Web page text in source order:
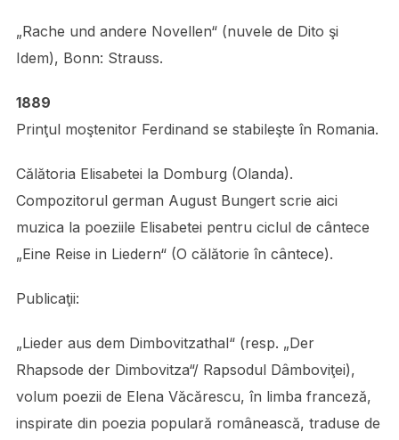
„Rache und andere Novellen“ (nuvele de Dito şi
Idem), Bonn: Strauss.
1889
Prinţul moştenitor Ferdinand se stabileşte în Romania.
Călătoria Elisabetei la Domburg (Olanda).
Compozitorul german August Bungert scrie aici
muzica la poeziile Elisabetei pentru ciclul de cântece
„Eine Reise in Liedern“ (O călătorie în cântece).
Publicaţii:
„Lieder aus dem Dimbovitzathal“ (resp. „Der
Rhapsode der Dimbovitza“/ Rapsodul Dâmboviţei),
volum poezii de Elena Văcărescu, în limba franceză,
inspirate din poezia populară românească, traduse de